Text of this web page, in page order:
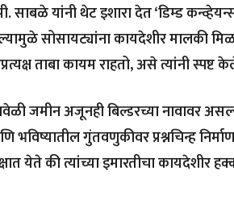
यांनी थेट इशारा देत ‘डिम्ड
सोसायट्यांना कायदेशीर मालकी
ताबा कायम राहतो, असे त्यांनी स्पष्ट
जमीन अजूनही बिल्डरच्या नावावर
गुंतवणुकीवर प्रश्नचिन्ह
येते की त्यांच्या इमारतीचा कायदेशीर